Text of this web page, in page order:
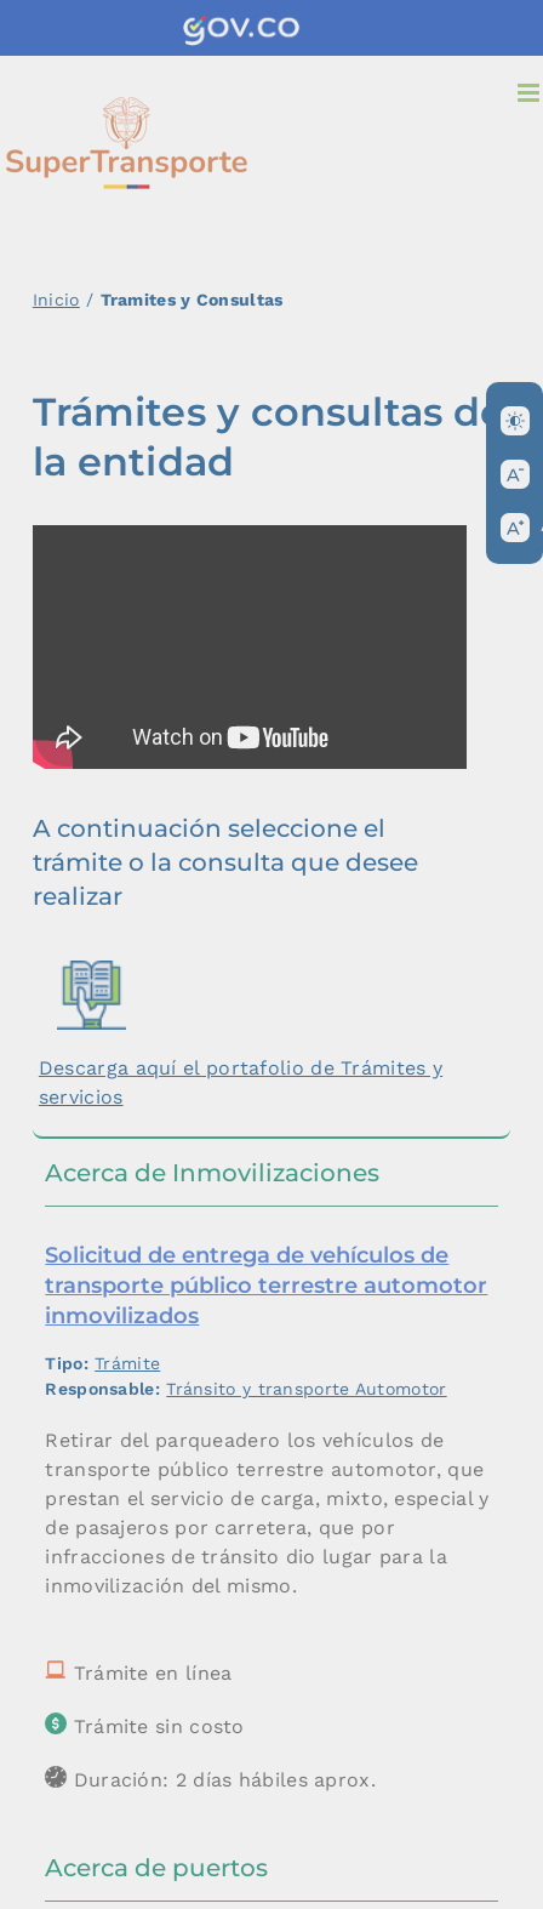
Inicio / Tramites y Consultas
Trámites y consultas de
la entidad
A continuación seleccione el
trámite o la consulta que desee
realizar
Descarga aquí el portafolio de Trámites y
servicios
Acerca de Inmovilizaciones
Solicitud de entrega de vehículos de
transporte público terrestre automotor
inmovilizados
Tipo: Trámite
Responsable: Tránsito y transporte Automotor
Retirar del parqueadero los vehículos de
transporte público terrestre automotor, que
prestan el servicio de carga, mixto, especial y
de pasajeros por carretera, que por
infracciones de tránsito dio lugar para la
inmovilización del mismo.
Trámite en línea
Trámite sin costo
Duración: 2 días hábiles aprox.
Acerca de puertos